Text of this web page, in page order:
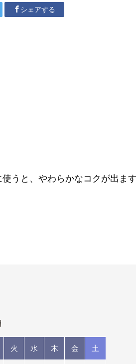
シェアする
うと、やわらかなコクが出ます
火 水 木 金 土